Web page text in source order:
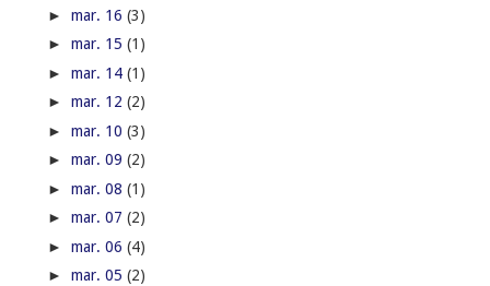
► mar. 16 (3)
► mar. 15 (1)
► mar. 14 (1)
► mar. 12 (2)
► mar. 10 (3)
► mar. 09 (2)
► mar. 08 (1)
► mar. 07 (2)
► mar. 06 (4)
► mar. 05 (2)